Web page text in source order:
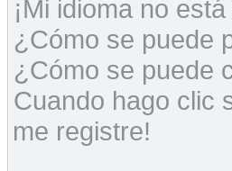
¡Mi idioma no
¿Cómo se puede
¿Cómo se puede
Cuando hago clic
me registre!